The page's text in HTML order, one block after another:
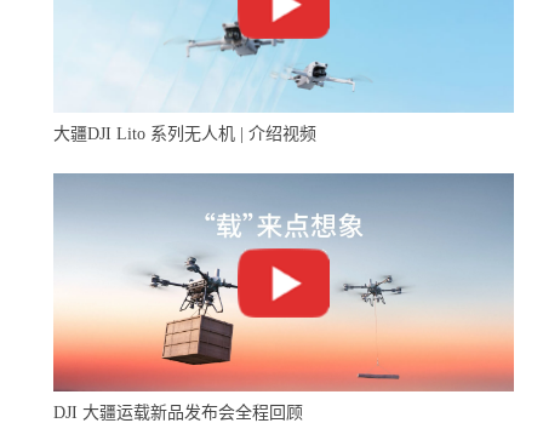
大疆DJI Lito 系列无人机 | 介绍视频
DJI 大疆运载新品发布会全程回顾